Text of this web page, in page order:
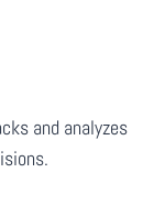
and analyzes